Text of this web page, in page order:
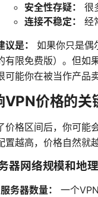
安全性存疑：
很
连接不稳定：
经
是：
如果你只是偶
有限免费版）。但如
可能你在被当作产品卖
VPN价格的关
价格区间后，你可能
置越高，价格自然就越
器网络规模和地
服务器数量：
一个